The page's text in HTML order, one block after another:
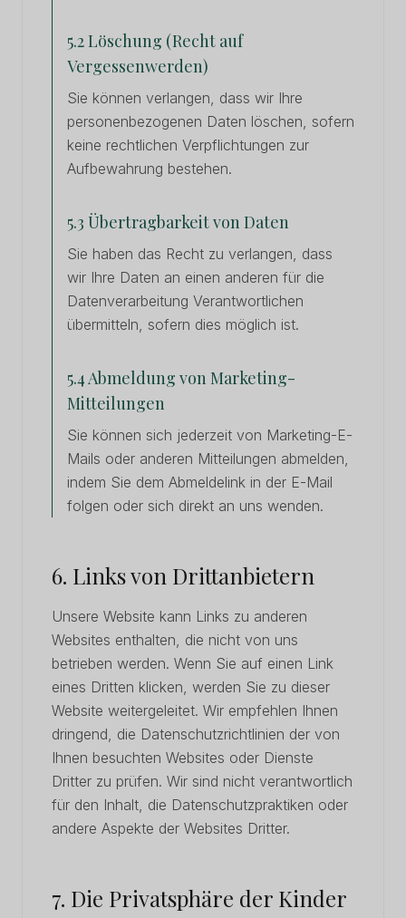
5.2 Löschung (Recht auf
Vergessenwerden)
Sie können verlangen, dass wir Ihre
personenbezogenen Daten löschen, sofern
keine rechtlichen Verpflichtungen zur
Aufbewahrung bestehen.
5.3 Übertragbarkeit von Daten
Sie haben das Recht zu verlangen, dass
wir Ihre Daten an einen anderen für die
Datenverarbeitung Verantwortlichen
übermitteln, sofern dies möglich ist.
5.4 Abmeldung von Marketing-
Mitteilungen
Sie können sich jederzeit von Marketing-E-
Mails oder anderen Mitteilungen abmelden,
indem Sie dem Abmeldelink in der E-Mail
folgen oder sich direkt an uns wenden.
6. Links von Drittanbietern
Unsere Website kann Links zu anderen
Websites enthalten, die nicht von uns
betrieben werden. Wenn Sie auf einen Link
eines Dritten klicken, werden Sie zu dieser
Website weitergeleitet. Wir empfehlen Ihnen
dringend, die Datenschutzrichtlinien der von
Ihnen besuchten Websites oder Dienste
Dritter zu prüfen. Wir sind nicht verantwortlich
für den Inhalt, die Datenschutzpraktiken oder
andere Aspekte der Websites Dritter.
7. Die Privatsphäre der Kinder